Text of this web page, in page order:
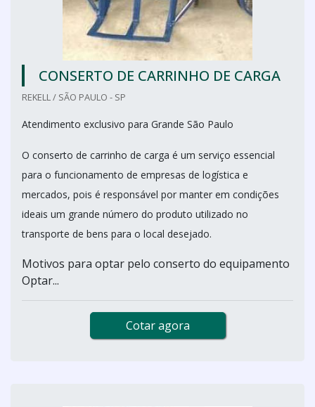
CONSERTO DE CARRINHO DE CARGA
REKELL / SÃO PAULO - SP
Atendimento exclusivo para Grande São Paulo
O conserto de carrinho de carga é um serviço essencial
para o funcionamento de empresas de logística e
mercados, pois é responsável por manter em condições
ideais um grande número do produto utilizado no
transporte de bens para o local desejado.
Motivos para optar pelo conserto do equipamento
Optar...
Cotar agora